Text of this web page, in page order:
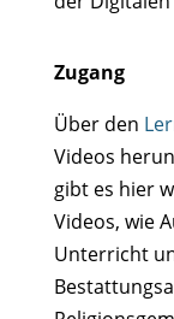
Zugang
Über den
Videos
gibt es hier
Videos, wie
Unterricht